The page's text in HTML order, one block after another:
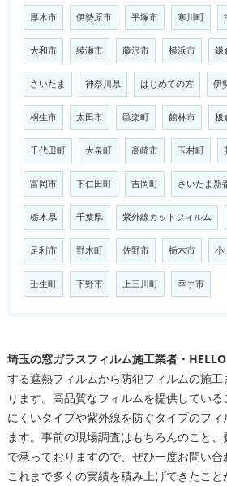
厚木市 伊勢原市 平塚市 寒川町
大和市 綾瀬市 藤沢市 横浜市 鎌
さいたま 神奈川県 はじめての方 伊
桐生市 太田市 邑楽町 館林市 板
千代田町 大泉町 高崎市 玉村町
富岡市 下仁田町 吉岡町 さいたま新
栃木県 千葉県 紫外線カットフィルム
足利市 野木町 佐野市 栃木市 小
壬生町 下野市 上三川町 幸手市
埼玉の窓ガラスフィルム施工業者・
する遮熱フィルムから防犯フィルムの施
ります。高品質なフィルムを提供してい
にくいタイプや紫外線を防ぐタイプのフ
ます。事前の現場調査はもちろんのこと
で承っておりますので、ぜひ一度お問い合
これまで多くの実績を積み上げてきたこ